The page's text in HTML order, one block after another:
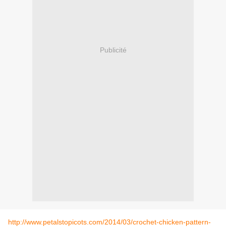
Publicité
http://www.petalstopicots.com/2014/03/crochet-chicken-pattern-